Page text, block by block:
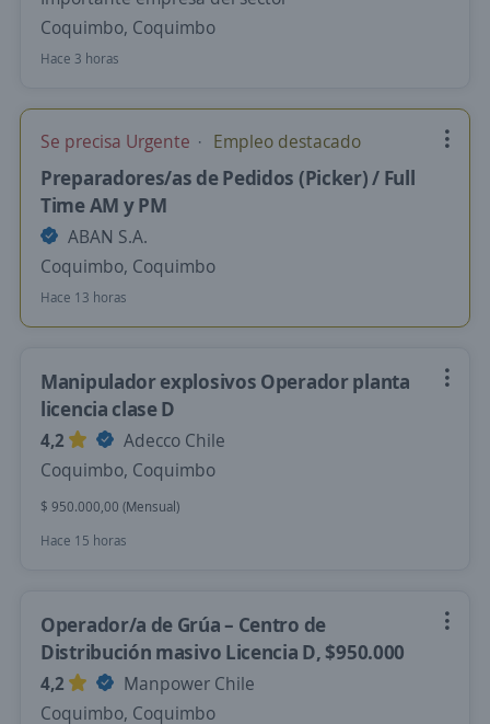
Coquimbo, Coquimbo
Hace 3 horas
Se precisa Urgente Empleo destacado
Preparadores/as de Pedidos (Picker) / Full
Time AM y PM
ABAN S.A.
Coquimbo, Coquimbo
Hace 13 horas
Manipulador explosivos Operador planta
licencia clase D
4,2
Adecco Chile
Coquimbo, Coquimbo
$ 950.000,00 (Mensual)
Hace 15 horas
Operador/a de Grúa – Centro de
Distribución masivo Licencia D, $950.000
4,2
Manpower Chile
Coquimbo, Coquimbo